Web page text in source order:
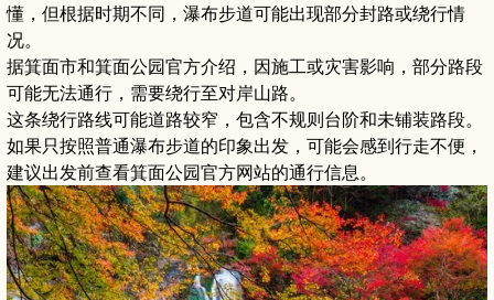
懂，但根据时期不同，瀑布步道可能出现部分封路或绕行情
况。
据箕面市和箕面公园官方介绍，因施工或灾害影响，部分路段
可能无法通行，需要绕行至对岸山路。
这条绕行路线可能道路较窄，包含不规则台阶和未铺装路段。
如果只按照普通瀑布步道的印象出发，可能会感到行走不便，
建议出发前查看箕面公园官方网站的通行信息。